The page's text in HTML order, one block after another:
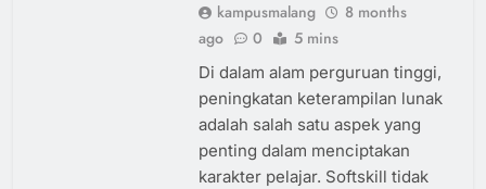
kampusmalang
8 months
ago
0 5 mins
Di dalam alam perguruan tinggi,
peningkatan keterampilan lunak
adalah salah satu aspek yang
penting dalam menciptakan
karakter pelajar. Softskill tidak